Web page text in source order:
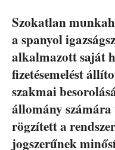
Szokatlan
a spanyol
alkalmazott saját
fizetésemelést
szakmai
állomány
rögzített a
jogszerűnek